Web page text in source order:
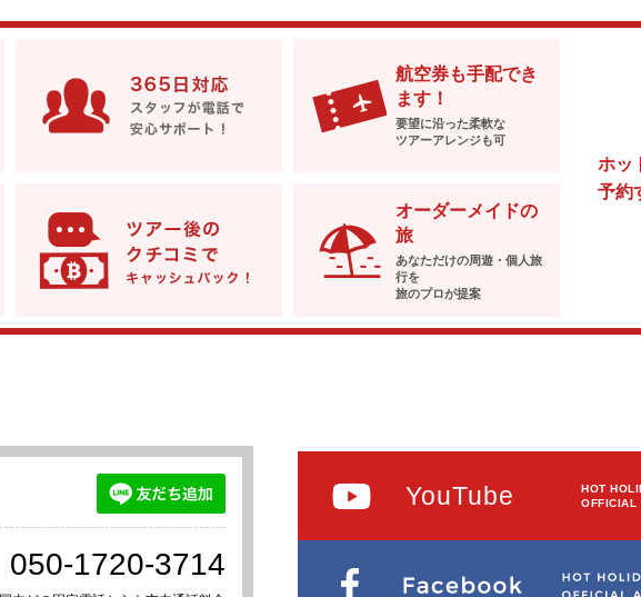
ホッ
予約
航空券も手配でき
ます！
要望に沿った柔軟な
ツアーアレンジも可
オーダーメイドの
旅
あなただけの周遊・個人旅
行を
旅のプロが提案
050-1720-3714
YouTube
HOT
OFFICIAL